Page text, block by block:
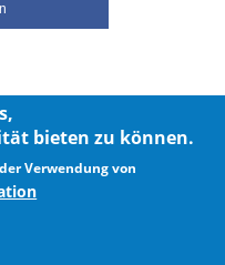
bieten zu können.
Verwendung von